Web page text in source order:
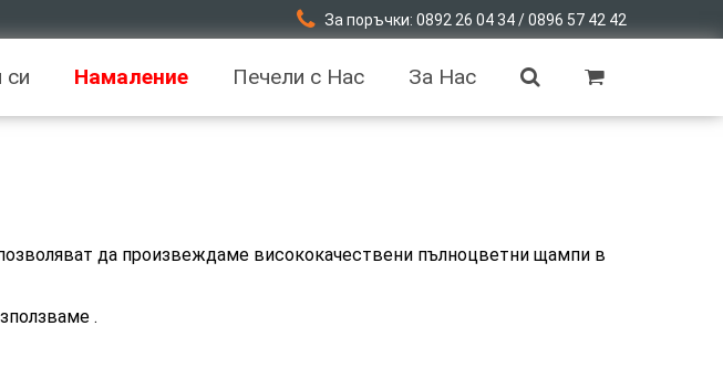
За поръчки: 0892 26 04 34 / 0896 57 42 42
си Намаление Печели с Нас За Нас
да произвеждаме висококачествени пълноцветни щампи в
.